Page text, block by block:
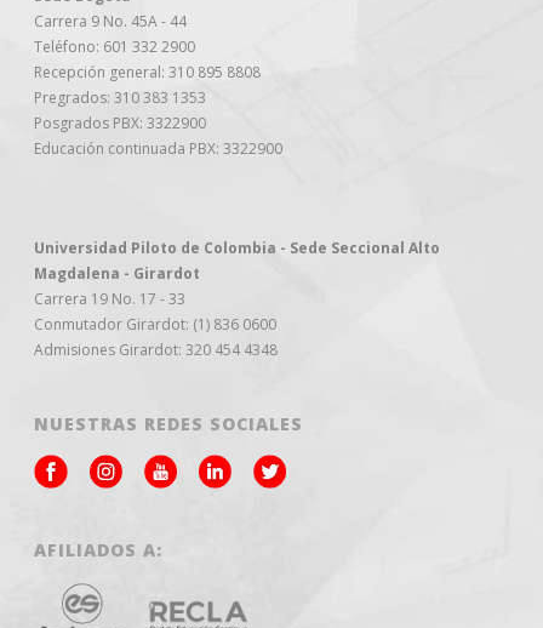
Carrera 9 No. 45A - 44
Teléfono: 601 332 2900
Recepción general: 310 895 8808
Pregrados: 310 383 1353
Posgrados PBX: 3322900
Educación continuada PBX: 3322900
Universidad Piloto de Colombia - Sede Seccional Alto
Magdalena - Girardot
Carrera 19 No. 17 - 33
Conmutador Girardot: (1) 836 0600
Admisiones Girardot: 320 454 4348
NUESTRAS REDES SOCIALES
AFILIADOS A: